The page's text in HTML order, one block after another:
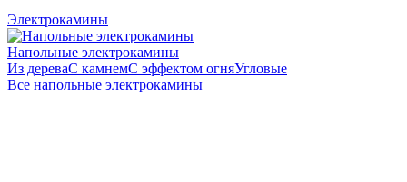
Электрокамины
Напольные электрокамины
Из дереваС камнемС эффектом огняУгловые
Все напольные электрокамины